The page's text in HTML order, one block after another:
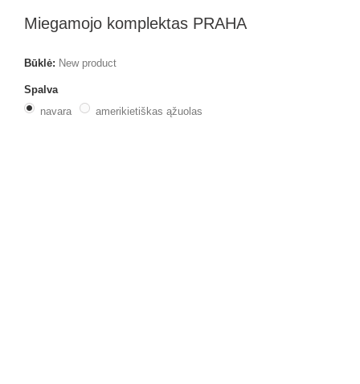
Miegamojo komplektas PRAHA
Būklė: New product
Spalva
navara
amerikietiškas ąžuolas